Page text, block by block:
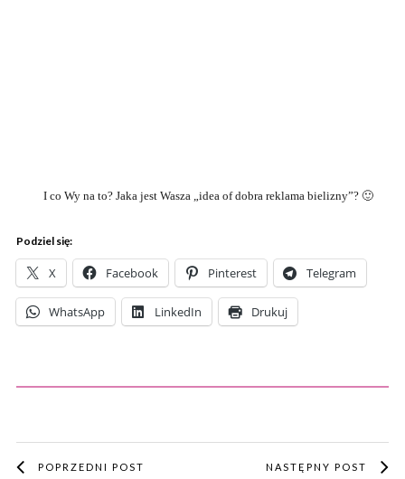
I co Wy na to? Jaka jest Wasza „idea of dobra reklama bielizny”? 🙂
Podziel się:
X Facebook Pinterest Telegram
WhatsApp LinkedIn Drukuj
POPRZEDNI POST NASTĘPNY POST